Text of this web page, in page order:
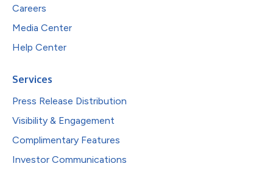
Careers
Media Center
Help Center
Services
Press Release Distribution
Visibility & Engagement
Complimentary Features
Investor Communications